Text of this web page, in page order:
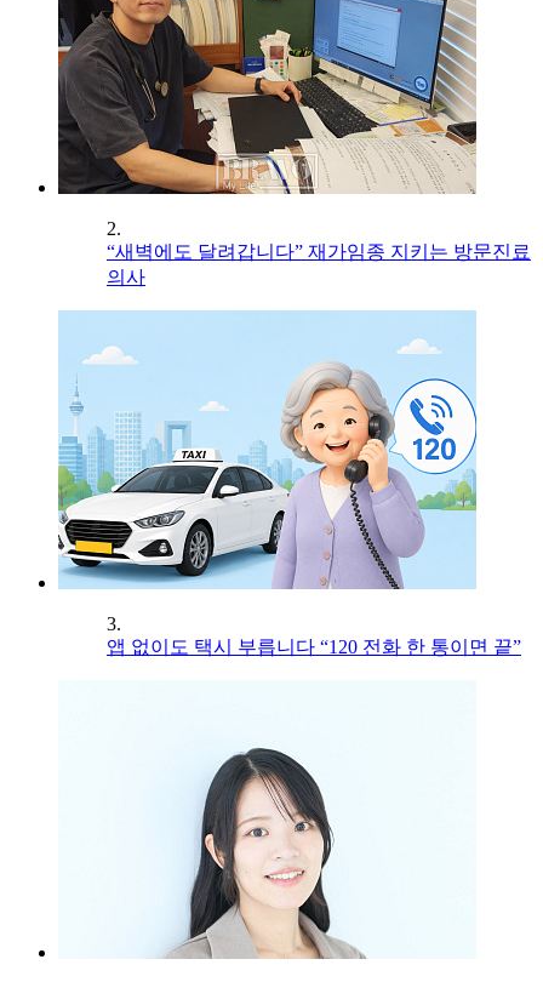
2.
“새벽에도 달려갑니다” 재가임종 지키는 방문진료
의사
3.
앱 없이도 택시 부릅니다 “120 전화 한 통이면 끝”